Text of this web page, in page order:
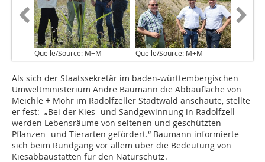
Quelle/Source: M+M Quelle/Source: M+M
Als sich der Staatssekretär im baden-württembergischen
Umweltministerium Andre Baumann die Abbaufläche von
Meichle + Mohr im Radolfzeller Stadtwald anschaute, stellte
er fest: „Bei der Kies- und Sandgewinnung in Radolfzell
werden Lebensräume von seltenen und geschützten
Pflanzen- und Tierarten gefördert.“ Baumann informierte
sich beim Rundgang vor allem über die Bedeutung von
Kiesabbaustätten für den ­Naturschutz.